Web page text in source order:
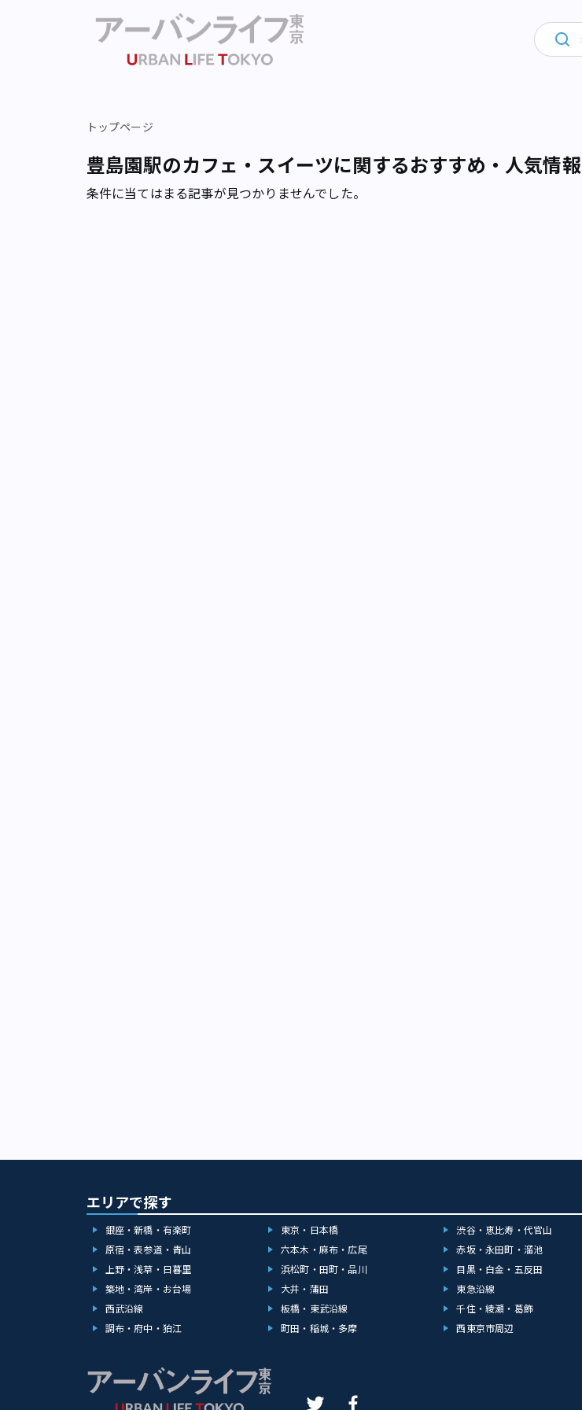
トップページ
豊島園駅のカフェ・スイーツに関するおすすめ・人気情報
条件に当てはまる記事が見つかりませんでした。
エリアで探す
銀座・新橋・有楽町 東京・日本橋 渋谷・恵比寿・代官山
原宿・表参道・青山
六本木・麻布・広尾 赤坂・永田町・溜池
上野・浅草・日暮里
浜松町・田町・品川 目黒・白金・五反田
築地・湾岸・お台場
大井・蒲田 東急沿線
西武沿線
板橋・東武沿線 千住・綾瀬・葛飾
調布・府中・狛江
町田・稲城・多摩 西東京市周辺